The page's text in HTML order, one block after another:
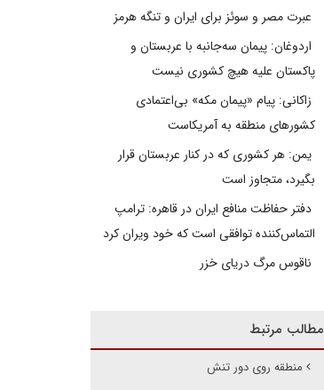
عبرت مصر و سوئز برای ایران و تنگه هرمز
اردوغان: پیمان سه‌جانبه با عربستان و
پاکستان علیه هیچ کشوری نیست
زاکانی: پیام «پیمان مکه» بی‌اعتمادی
کشورهای منطقه به آمریکاست
یمن: هر کشوری که در کنار عربستان قرار
بگیرد، متجاوز است
دفتر حفاظت منافع ایران در قاهره: ترامپ
التماس‌کننده توافقی است که خود ویران کرد
ناقوس مرگ دریای خزر
مطالب مرتبط
منطقه روی دور تنش